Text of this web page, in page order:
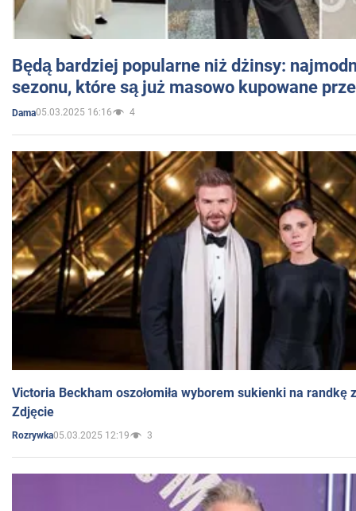
Będą bardziej popularne niż dżinsy:
sezonu, które są już masowo kupowane
Dama05.03.2025 16:16 4
Victoria Beckham oszołomiła wyborem sukienki na randkę
Zdjęcie
Rozrywka05.03.2025 12:19 3